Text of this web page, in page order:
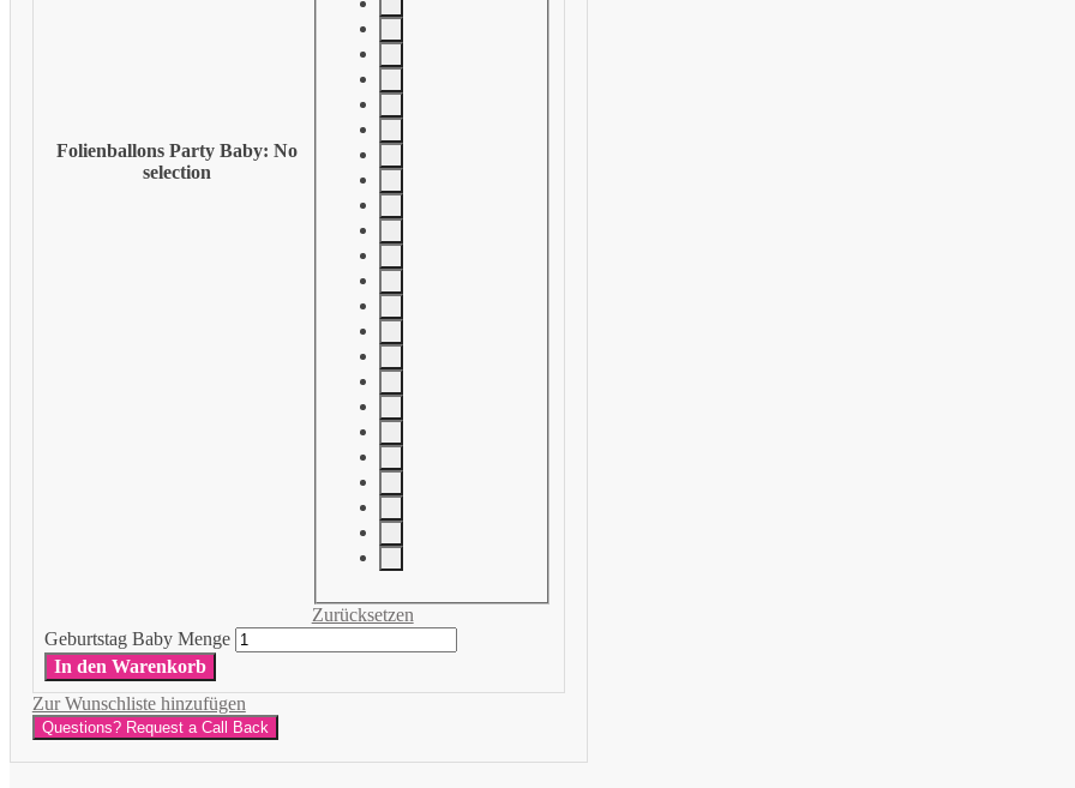
Folienballons Party Baby: No
selection
Zurücksetzen
Geburtstag Baby Menge
In den Warenkorb
Zur Wunschliste hinzufügen
Questions? Request a Call Back